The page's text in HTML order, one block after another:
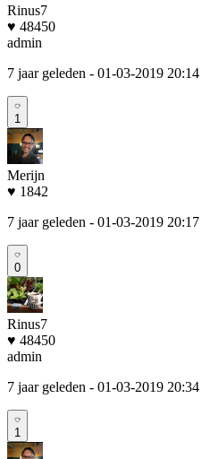
Rinus7
♥ 48450
admin
7 jaar geleden - 01-03-2019 20:14
1
Merijn
♥ 1842
7 jaar geleden - 01-03-2019 20:17
0
Rinus7
♥ 48450
admin
7 jaar geleden - 01-03-2019 20:34
1